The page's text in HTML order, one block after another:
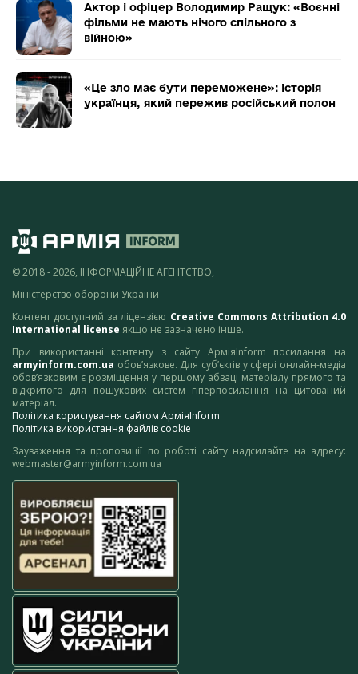
Актор і офіцер Володимир Ращук: «Воєнні
фільми не мають нічого спільного з
війною»
«Це зло має бути переможене»: історія
українця, який пережив російський полон
© 2018 - 2026, ІНФОРМАЦІЙНЕ АГЕНТСТВО,
Міністерство оборони України
Контент доступний за ліцензією Creative Commons Attribution 4.0
International license якщо не зазначено інше.
При використанні контенту з сайту АрміяInform посилання на
armyinform.com.ua обов’язкове. Для суб’єктів у сфері онлайн-медіа
обов’язковим є розміщення у першому абзаці матеріалу прямого та
відкритого для пошукових систем гіперпосилання на цитований
матеріал.
Політика користування сайтом АрміяInform
Політика використання файлів cookie
Зауваження та пропозиції по роботі сайту надсилайте на адресу:
webmaster@armyinform.com.ua